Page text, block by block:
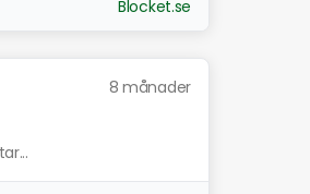
Blocket.se
8 månader